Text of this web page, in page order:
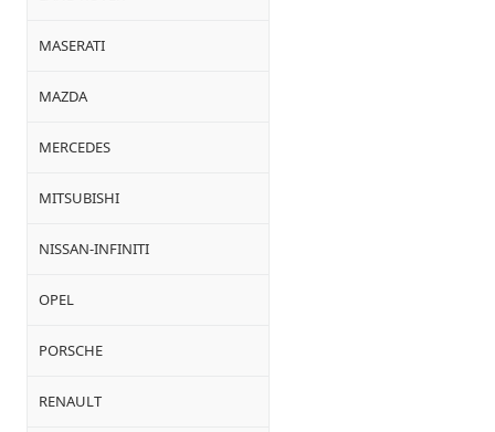
MASERATI
MAZDA
MERCEDES
MITSUBISHI
NISSAN-INFINITI
OPEL
PORSCHE
RENAULT